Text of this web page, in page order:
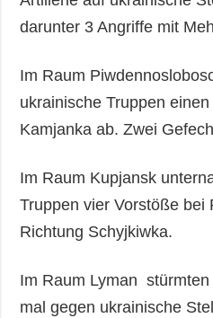
darunter 3 Angriffe mit
Im Raum
ukrainische Truppen
Kamjanka ab. Zwei
Im Raum Kupjansk
Truppen vier Vorstöße bei
Richtung Schyjkiwka.
Im Raum Lyman
mal gegen ukrainische